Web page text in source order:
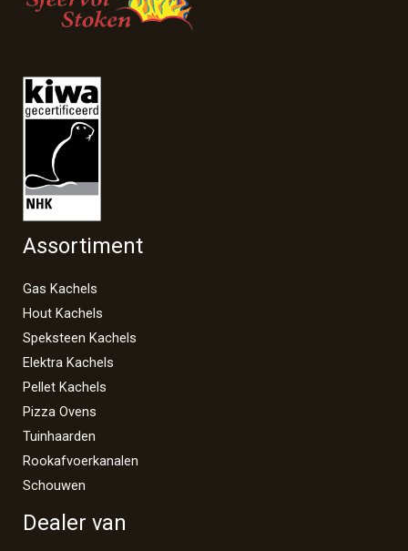
Assortiment
Gas Kachels
Hout Kachels
Speksteen Kachels
Elektra Kachels
Pellet Kachels
Pizza Ovens
Tuinhaarden
Rookafvoerkanalen
Schouwen
Dealer van